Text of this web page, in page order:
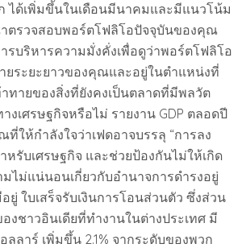
ได้เพิ่มขึ้นในเดือนมีนาคมและมีแนวโน้ม
ตรวจสอบพอร์ตโฟลิโอปัจจุบันของคุณ
รบริหารความมั่งคั่งเพื่อดูว่าพอร์ตโฟลิโอ
ยระยะยาวของคุณและอยู่ในตำแหน่งที่
ทายของสิ่งที่ยังคงเป็นตลาดที่มีพลวัต
เศรษฐกิจหรือไม่ รายงาน GDP ตลอดปี
ให้กำลังใจว่าเฟดอาจบรรลุ “การลง
หรับเศรษฐกิจ และช่วยป้องกันไม่ให้เกิด
ไม่แน่นอนเกี่ยวกับอำนาจการดำรงอยู่
ยู่ ใบเสร็จรับเงินการโอนส่วนตัว ซึ่งส่วน
งชาวอินเดียที่ทำงานในต่างประเทศ มี
ลลาร์ เพิ่มขึ้น 2.1% จากระดับของพวก